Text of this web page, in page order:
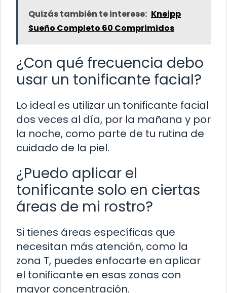
Quizás también te interese: Kneipp
Sueño Completo 60 Comprimidos
¿Con qué frecuencia debo
usar un tonificante facial?
Lo ideal es utilizar un tonificante facial
dos veces al día, por la mañana y por
la noche, como parte de tu rutina de
cuidado de la piel.
¿Puedo aplicar el
tonificante solo en ciertas
áreas de mi rostro?
Si tienes áreas específicas que
necesitan más atención, como la
zona T, puedes enfocarte en aplicar
el tonificante en esas zonas con
mayor concentración.